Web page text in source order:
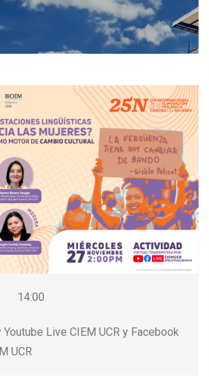
NAVEGACIÓN
14:00
Live CIEM UCR y Facebook
UCR